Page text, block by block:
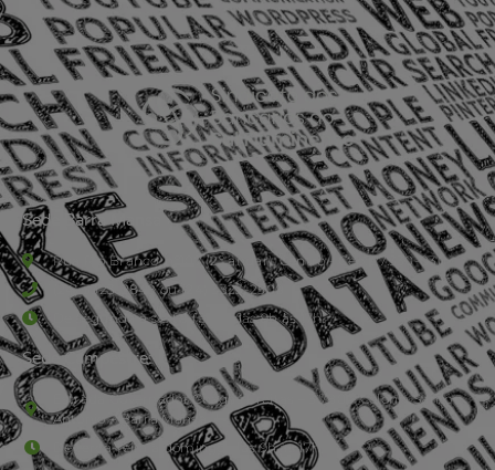
Sede Barra Mansa
Rua Rio Branco, nº107 (2º andar), Centro - Cep: 27.330-030
(24) 3323-2848 ou (24) 3323-2500
De segunda à sexta-feira , das 9h às 17h.
Sede Campestre:
Estrada Governador Chagas Freitas – 3.780 – Colônia Santo
Antônio – Barra Mansa
De terça-feira a domingo, das 9h às 17h